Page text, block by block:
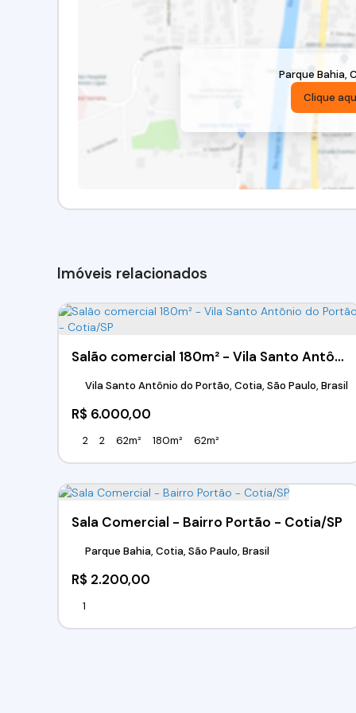
Parque Bahia,
Clique
Imóveis relacionados
Salão comercial 180m² - Vila Santo Antônio do Portão - Cotia/SP
R$ 6.000,00
Vila Santo Antônio do Portão, Cotia, São Paulo, Brasil
2 2 62m² 180m² 62m²
Sala Comercial - Bairro Portão - Cotia/SP
R$ 2.200,00
Parque Bahia, Cotia, São Paulo, Brasil
1